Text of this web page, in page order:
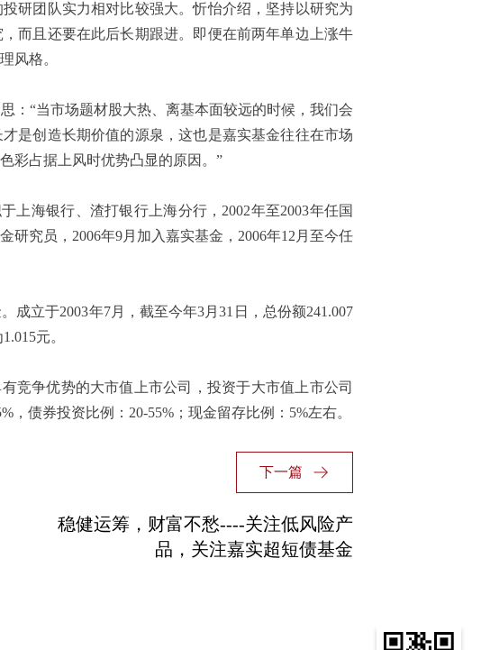
团队实力相对比较强大。忻怡介绍，坚持以研究为
而且还要在此后长期跟进。即便在前两年单边上涨牛
风格。
“当市场题材股大热、离基本面较远的时候，我们会
是创造长期价值的源泉，这也是嘉实基金往往在市场
彩占据上风时优势凸显的原因。”
上海银行、渣打银行上海分行， 2002年至2003年任国
研究员， 2006年9月加入嘉实基金， 2006年12 月至今任
成立于2003年7月，截至今年3月31 日，总份额241.007
1.015元。
竞争优势的大市值上市公司，投资于大市值上市公司
，债券投资比例： 20-55% ；现金留存比例： 5%左右。
下一篇
稳健运筹，财富不愁----关注低风险产
品，关注嘉实超短债基金